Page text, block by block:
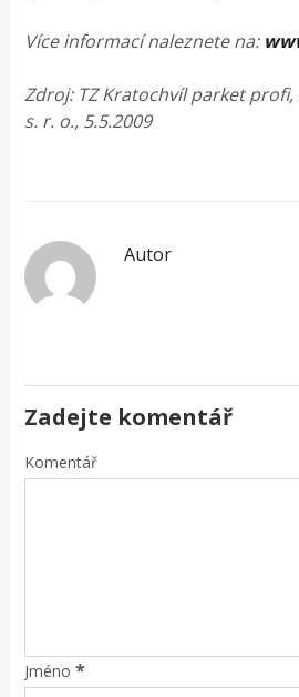
Více informací naleznete na:
Zdroj: TZ Kratochvíl parket profi,
s. r. o., 5.5.2009
Autor
Zadejte komentář
Komentář
Jméno *